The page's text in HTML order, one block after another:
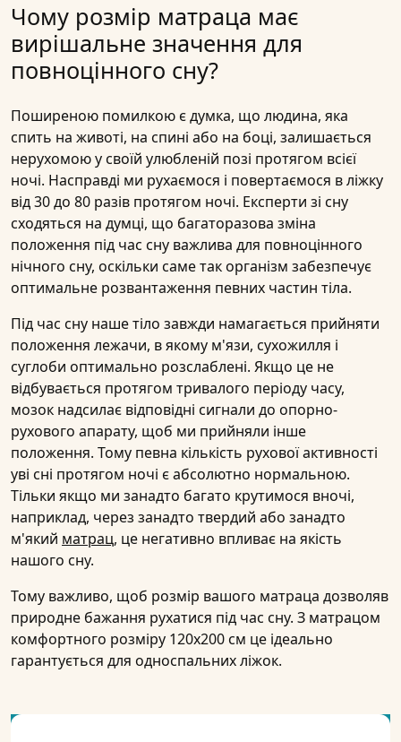
Чому розмір матраца має
вирішальне значення для
повноцінного сну?
Поширеною помилкою є думка, що людина, яка
спить на животі, на спині або на боці, залишається
нерухомою у своїй улюбленій позі протягом всієї
ночі. Насправді ми рухаємося і повертаємося в ліжку
від 30 до 80 разів протягом ночі. Експерти зі сну
сходяться на думці, що багаторазова зміна
положення під час сну важлива для повноцінного
нічного сну, оскільки саме так організм забезпечує
оптимальне розвантаження певних частин тіла.
Під час сну наше тіло завжди намагається прийняти
положення лежачи, в якому м'язи, сухожилля і
суглоби оптимально розслаблені. Якщо це не
відбувається протягом тривалого періоду часу,
мозок надсилає відповідні сигнали до опорно-
рухового апарату, щоб ми прийняли інше
положення. Тому певна кількість рухової активності
уві сні протягом ночі є абсолютно нормальною.
Тільки якщо ми занадто багато крутимося вночі,
наприклад, через занадто твердий або занадто
м'який матрац, це негативно впливає на якість
нашого сну.
Тому важливо, щоб розмір вашого матраца дозволяв
природне бажання рухатися під час сну. З матрацом
комфортного розміру 120х200 см це ідеально
гарантується для односпальних ліжок.